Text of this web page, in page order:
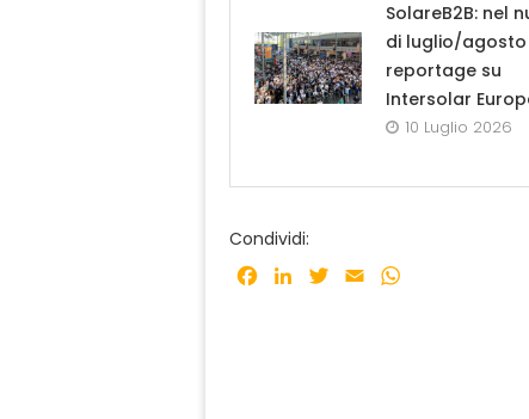
SolareB2B: nel
di luglio/agosto
reportage su
Intersolar
10 Luglio 2026
Condividi:
Facebook
LinkedInTwitter
Email